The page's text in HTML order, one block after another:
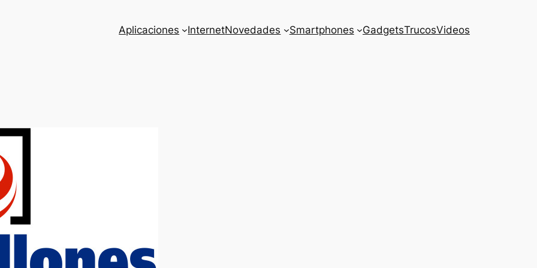
Aplicaciones InternetNovedades Smartphones GadgetsTrucosVideos